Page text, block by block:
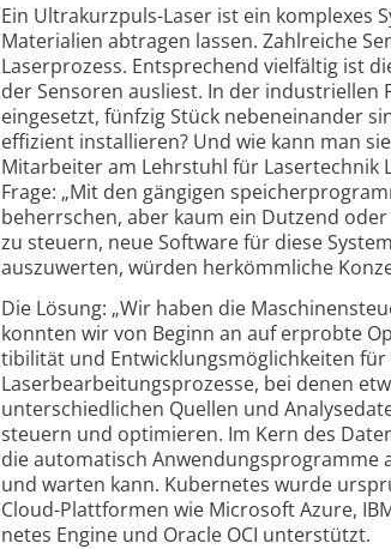
Ein Ultrakurzpuls-Laser ist ein komplexes
Materialien abtragen lassen. Zahlreiche
Laserprozess. Entsprechend vielfältig ist
der Sensoren ausliest. In der indus­triellen
eingesetzt, fünfzig Stück nebeneinander
effizient installieren? Und wie kann man
Mitarbeiter am Lehrstuhl für Lasertechnik
Frage: „Mit den gängigen
beherrschen, aber kaum ein Dutzend oder
zu steuern, neue Software für diese
auszuwerten, würden herkömm­liche
Die Lösung: „Wir haben die
konnten wir von Beginn an auf erprobte
tibilität und Entwicklungs­möglichkeiten
Laserbearbeitungsprozesse, bei denen
unter­schiedlichen Quellen und
steuern und optimieren. Im Kern des
die automatisch Anwendungs­programme
und warten kann. Kubernetes wurde
Cloud-Plattformen wie Microsoft Azure,
netes Engine und Oracle OCI unterstützt.